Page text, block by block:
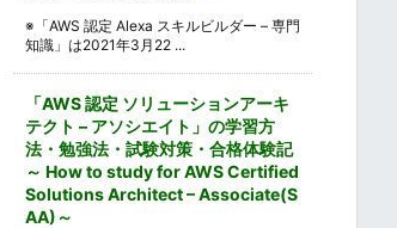
※「AWS 認定 Alexa スキルビルダー – 専門
知識」は2021年3月22 ...
「AWS 認定 ソリューションアーキ
テクト – アソシエイト」の学習方
法・勉強法・試験対策・合格体験記
～ How to study for AWS Certified
Solutions Architect – Associate(S
AA)～